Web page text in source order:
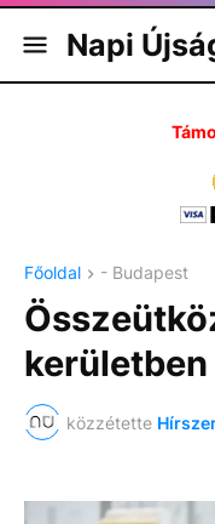
Napi
Főoldal - Budapest
kerületben
közzétette